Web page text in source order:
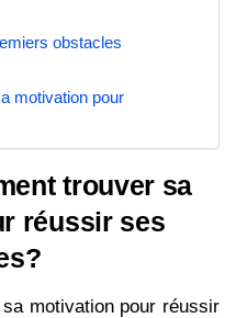
obstacles
motivation pour
trouver sa
réussir ses
motivation pour réussir